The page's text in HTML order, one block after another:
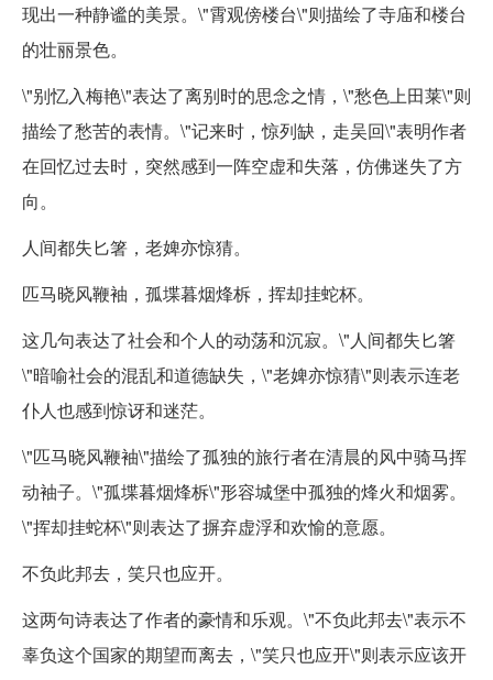
现出一种静谧的美景。\"霄观傍楼台\"则描绘了寺庙和楼台
的壮丽景色。
\"别忆入梅艳\"表达了离别时的思念之情，\"愁色上田莱\"则
描绘了愁苦的表情。\"记来时，惊列缺，走吴回\"表明作者
在回忆过去时，突然感到一阵空虚和失落，仿佛迷失了方
向。
人间都失匕箸，老婢亦惊猜。
匹马晓风鞭袖，孤堞暮烟烽柝，挥却挂蛇杯。
这几句表达了社会和个人的动荡和沉寂。\"人间都失匕箸
\"暗喻社会的混乱和道德缺失，\"老婢亦惊猜\"则表示连老
仆人也感到惊讶和迷茫。
\"匹马晓风鞭袖\"描绘了孤独的旅行者在清晨的风中骑马挥
动袖子。\"孤堞暮烟烽柝\"形容城堡中孤独的烽火和烟雾。
\"挥却挂蛇杯\"则表达了摒弃虚浮和欢愉的意愿。
不负此邦去，笑只也应开。
这两句诗表达了作者的豪情和乐观。\"不负此邦去\"表示不
辜负这个国家的期望而离去，\"笑只也应开\"则表示应该开